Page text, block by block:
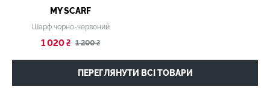
MY SCARF
Шарф чорно-червоний
1 020 ₴ 1 200 ₴
ПЕРЕГЛЯНУТИ ВСІ ТОВАРИ